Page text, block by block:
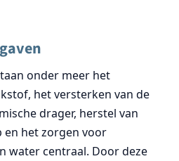
onder meer het
het versterken van de
drager, herstel van
en het zorgen voor
water centraal. Door deze